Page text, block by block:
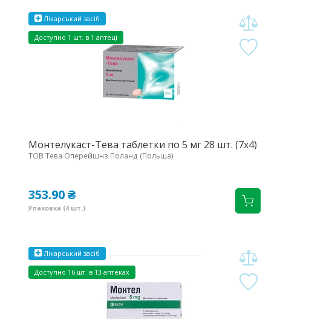
Лікарський засіб
Доступно 1 шт. в 1 аптеці
Монтелукаст-Тева таблетки по 5 мг 28 шт. (7х4)
ТОВ Тева Оперейшнз Поланд (Польща)
353.90 ₴
Упаковка (4 шт.)
Лікарський засіб
Доступно 16 шт. в 13 аптеках